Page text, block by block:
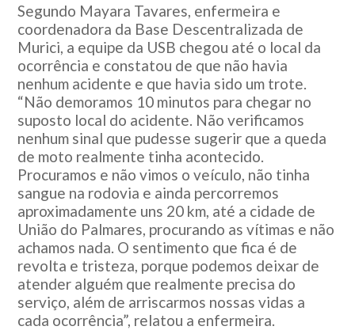
Segundo Mayara Tavares, enfermeira e
coordenadora da Base Descentralizada de
Murici, a equipe da USB chegou até o local da
ocorrência e constatou de que não havia
nenhum acidente e que havia sido um trote.
“Não demoramos 10 minutos para chegar no
suposto local do acidente. Não verificamos
nenhum sinal que pudesse sugerir que a queda
de moto realmente tinha acontecido.
Procuramos e não vimos o veículo, não tinha
sangue na rodovia e ainda percorremos
aproximadamente uns 20 km, até a cidade de
União do Palmares, procurando as vítimas e não
achamos nada. O sentimento que fica é de
revolta e tristeza, porque podemos deixar de
atender alguém que realmente precisa do
serviço, além de arriscarmos nossas vidas a
cada ocorrência”, relatou a enfermeira.